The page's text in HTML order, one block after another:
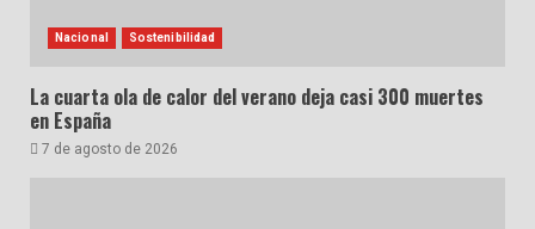
Nacional Sostenibilidad
La cuarta ola de calor del verano deja casi 300 muertes
en España
7 de agosto de 2026